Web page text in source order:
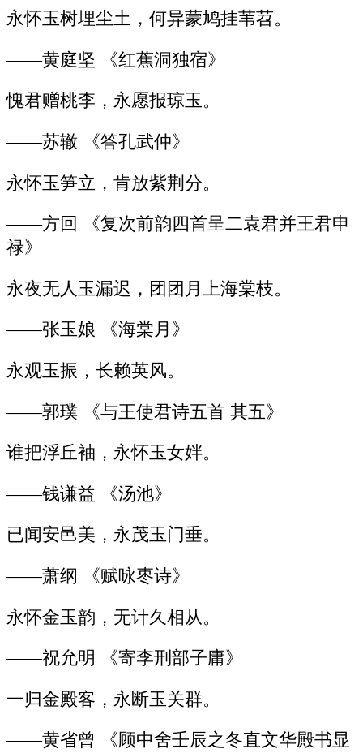
永怀玉树埋尘土，何异蒙鸠挂苇苕。
——黄庭坚 《红蕉洞独宿》
愧君赠桃李，永愿报琼玉。
——苏辙 《答孔武仲》
永怀玉笋立，肯放紫荆分。
——方回 《复次前韵四首呈二袁君并王君申
禄》
永夜无人玉漏迟，团团月上海棠枝。
——张玉娘 《海棠月》
永观玉振，长赖英风。
——郭璞 《与王使君诗五首 其五》
谁把浮丘袖，永怀玉女姅。
——钱谦益 《汤池》
已闻安邑美，永茂玉门垂。
——萧纲 《赋咏枣诗》
永怀金玉韵，无计久相从。
——祝允明 《寄李刑部子庸》
一归金殿客，永断玉关群。
——黄省曾 《顾中舍壬辰之冬直文华殿书显